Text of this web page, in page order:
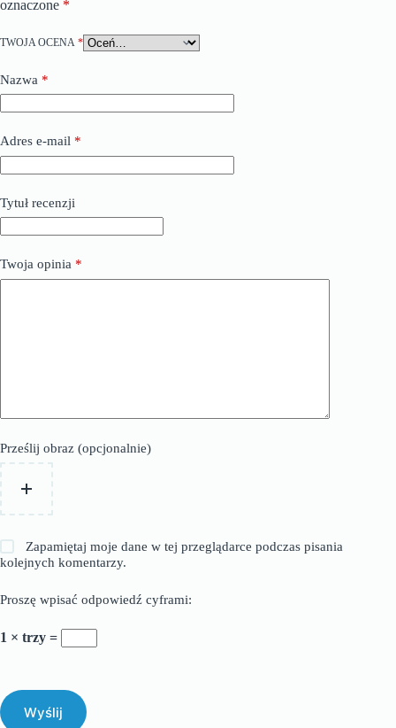
oznaczone *
TWOJA OCENA *
Nazwa *
Adres e-mail *
Tytuł recenzji
Twoja opinia *
Prześlij obraz (opcjonalnie)
Zapamiętaj moje dane w tej przeglądarce podczas pisania
kolejnych komentarzy.
Proszę wpisać odpowiedź cyframi:
1 × trzy =
Wyślij